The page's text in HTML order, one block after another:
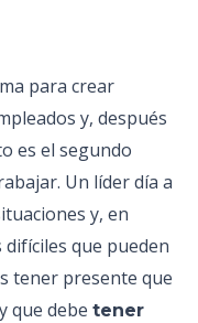
para crear
y, después
es el segundo
Un líder día a
y, en
que pueden
tener presente que
que debe tener